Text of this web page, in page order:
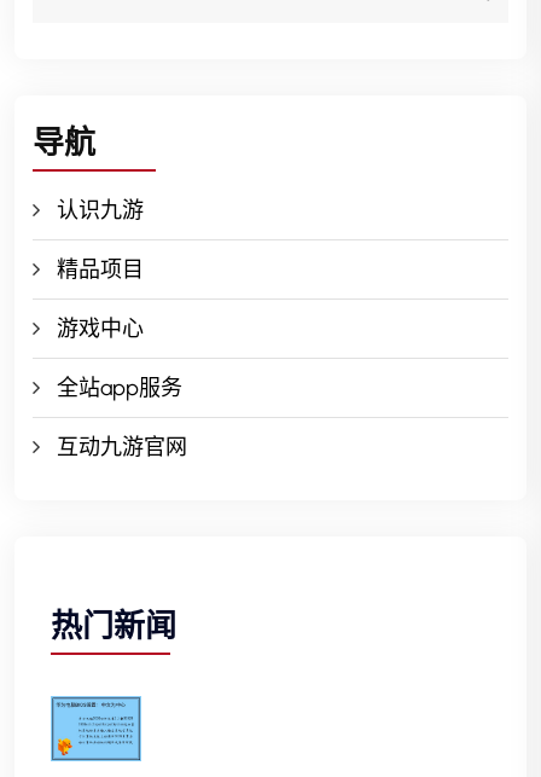
导航
认识九游
精品项目
游戏中心
全站app服务
互动九游官网
热门新闻